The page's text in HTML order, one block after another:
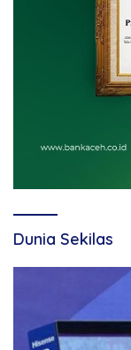
Dunia Sekilas